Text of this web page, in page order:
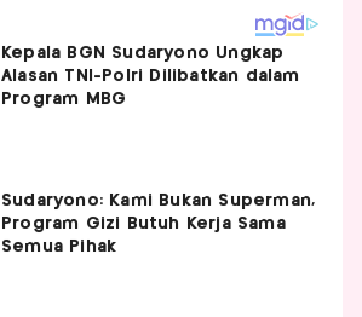
Kepala BGN Sudaryono Ungkap
Alasan TNI-Polri Dilibatkan dalam
Program MBG
Sudaryono: Kami Bukan Superman,
Program Gizi Butuh Kerja Sama
Semua Pihak